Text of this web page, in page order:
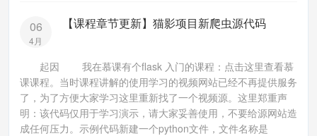
06
4月
【课程章节更新】猫影项目新爬虫源代码
起因 我在慕课有个flask 入门的课程：点击这里查看慕
课课程。当时课程讲解的使用学习的视频网站已经不再提供服务
了，为了方便大家学习这里重新找了一个视频源。这里郑重声
明：该代码仅用于学习演示，请大家妥善使用，不要给源网站造
成任何压力。示例代码新建一个python文件，文件名称是